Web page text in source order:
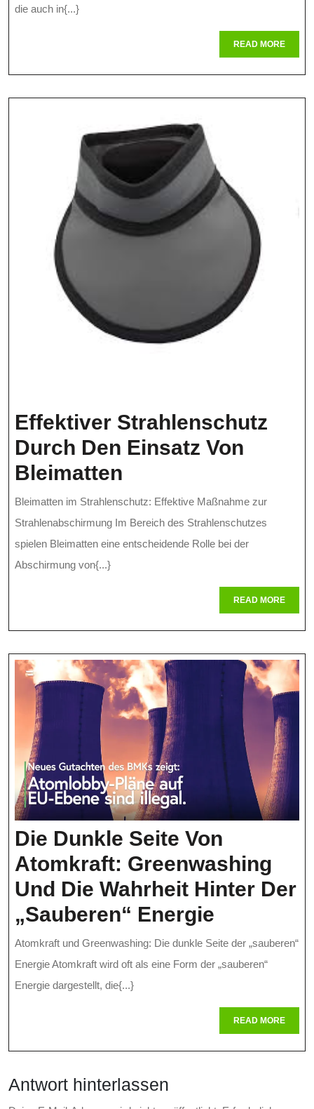
Ziele
Und
die auch in{...}
READ MOREREAD
MORE
Effektiver Strahlenschutz
Durch Den Einsatz Von
Bleimatten
Strahlenschutz
Durch
Den
Bleimatten im Strahlenschutz: Effektive Maßnahme zur
Strahlenabschirmung Im Bereich des Strahlenschutzes
spielen Bleimatten eine entscheidende Rolle bei der
Abschirmung von{...}
READ MOREREAD
MORE
Die Dunkle Seite Von
Atomkraft: Greenwashing
Und Die Wahrheit Hinter Der
„sauberen“ Energie
Dunkle
Seite
Atomkraft und Greenwashing: Die dunkle Seite der „sauberen“
Energie Atomkraft wird oft als eine Form der „sauberen“
Energie dargestellt, die{...}
READ MOREREAD
MORE
Antwort hinterlassen